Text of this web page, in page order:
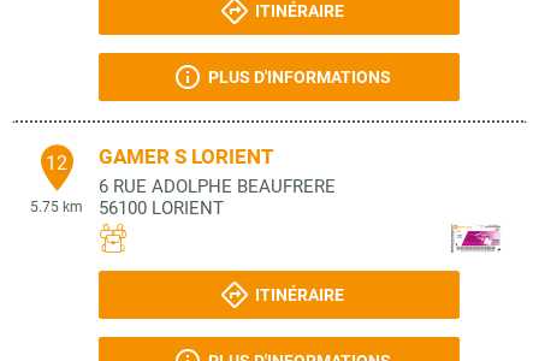
ITINÉRAIRE
PLUS D'INFORMATIONS
12
5.75 km
GAMER S LORIENT
6 RUE ADOLPHE BEAUFRERE
56100 LORIENT
ITINÉRAIRE